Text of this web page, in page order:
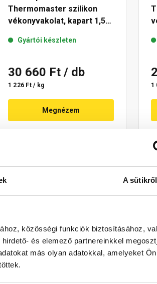
A sütikről
közösségi funkciók biztosításához,
és elemező partnereinkkel
más olyan adatokkal, amelyeket
Thermomaster szilikon
vékonyvakolat, kapart 1,5
Gyártói készleten
30 660 Ft / db
1 226 Ft / kg
Megnézem
1
figyelmesen olvassa el!